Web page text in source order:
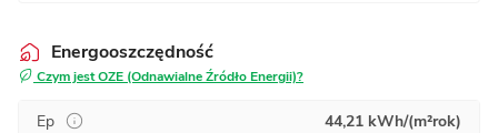
Energooszczędność
Czym jest OZE (Odnawialne Źródło Energii)?
Ep
44,21 kWh/(m²rok)